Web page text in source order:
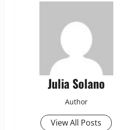
Julia Solano
Author
View All Posts